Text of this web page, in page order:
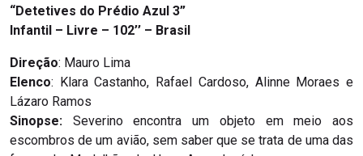
“Detetives do Prédio Azul 3”
Infantil – Livre – 102’’ – Brasil
Direção: Mauro Lima
Elenco: Klara Castanho, Rafael Cardoso, Alinne Moraes e
Lázaro Ramos
Sinopse: Severino encontra um objeto em meio aos
escombros de um avião, sem saber que se trata de uma das